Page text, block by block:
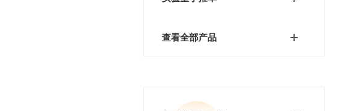
查看全部产品